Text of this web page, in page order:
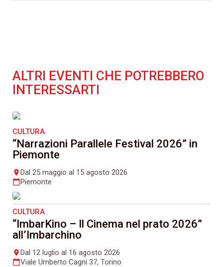
ALTRI EVENTI CHE POTREBBERO
INTERESSARTI
CULTURA
“Narrazioni Parallele Festival 2026” in
Piemonte
placeDal 25 maggio al 15 agosto 2026
calendar_todayPiemonte
CULTURA
“ImbarKino – Il Cinema nel prato 2026”
all’Imbarchino
placeDal 12 luglio al 16 agosto 2026
calendar_todayViale Umberto Cagni 37, Torino